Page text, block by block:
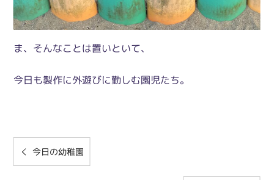
ま、そんなことは置いといて、
今日も製作に外遊びに勤しむ園児たち。
今日の幼稚園